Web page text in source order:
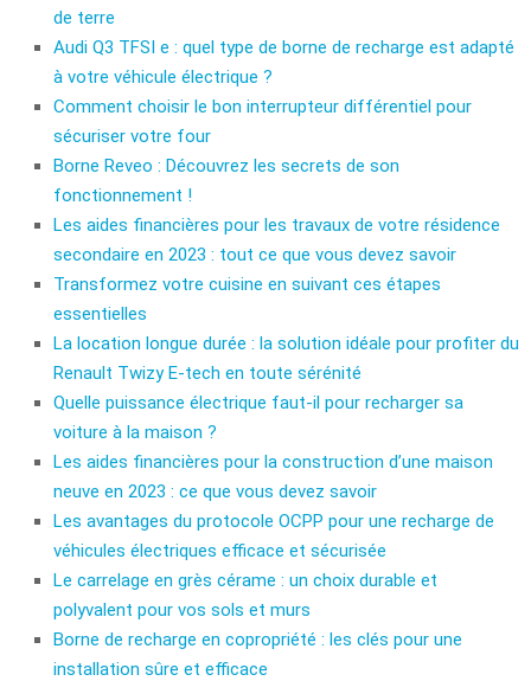
de terre
Audi Q3 TFSI e : quel type de borne de recharge est adapté
à votre véhicule électrique ?
Comment choisir le bon interrupteur différentiel pour
sécuriser votre four
Borne Reveo : Découvrez les secrets de son
fonctionnement !
Les aides financières pour les travaux de votre résidence
secondaire en 2023 : tout ce que vous devez savoir
Transformez votre cuisine en suivant ces étapes
essentielles
La location longue durée : la solution idéale pour profiter du
Renault Twizy E-tech en toute sérénité
Quelle puissance électrique faut-il pour recharger sa
voiture à la maison ?
Les aides financières pour la construction d’une maison
neuve en 2023 : ce que vous devez savoir
Les avantages du protocole OCPP pour une recharge de
véhicules électriques efficace et sécurisée
Le carrelage en grès cérame : un choix durable et
polyvalent pour vos sols et murs
Borne de recharge en copropriété : les clés pour une
installation sûre et efficace